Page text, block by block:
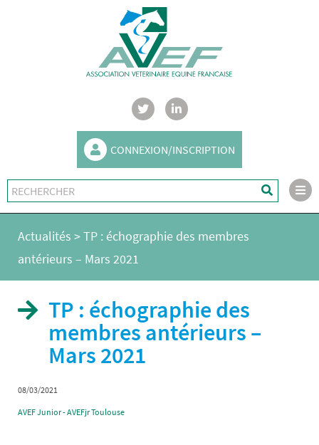
CONNEXION/INSCRIPTION
Actualités >TP : échographie des membres
antérieurs – Mars 2021
TP : échographie des
membres antérieurs –
Mars 2021
08/03/2021
AVEF Junior - AVEFjr Toulouse